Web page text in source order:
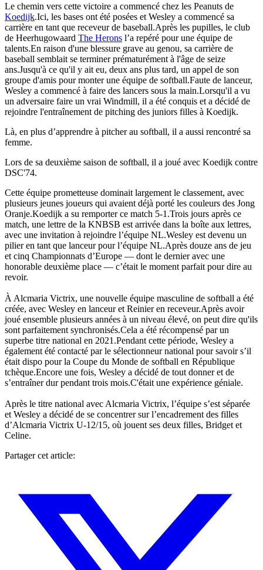
Le chemin vers cette victoire a commencé chez les Peanuts de
Koedijk.Ici, les bases ont été posées et Wesley a commencé sa
carrière en tant que receveur de baseball.Après les pupilles, le club
de Heerhugowaard The Herons l’a repéré pour une équipe de
talents.En raison d'une blessure grave au genou, sa carrière de
baseball semblait se terminer prématurément à l'âge de seize
ans.Jusqu'à ce qu'il y ait eu, deux ans plus tard, un appel de son
groupe d'amis pour monter une équipe de softball.Faute de lanceur,
Wesley a commencé à faire des lancers sous la main.Lorsqu'il a vu
un adversaire faire un vrai Windmill, il a été conquis et a décidé de
rejoindre l'entraînement de pitching des juniors filles à Koedijk.
Là, en plus d’apprendre à pitcher au softball, il a aussi rencontré sa
femme.
Lors de sa deuxième saison de softball, il a joué avec Koedijk contre
DSC'74.
Cette équipe prometteuse dominait largement le classement, avec
plusieurs jeunes joueurs qui avaient déjà porté les couleurs des Jong
Oranje.Koedijk a su remporter ce match 5-1.Trois jours après ce
match, une lettre de la KNBSB est arrivée dans la boîte aux lettres,
avec une invitation à rejoindre l’équipe NL.Wesley est devenu un
pilier en tant que lanceur pour l’équipe NL.Après douze ans de jeu
et cinq Championnats d’Europe — dont le dernier avec une
honorable deuxième place — c’était le moment parfait pour dire au
revoir.
À Alcmaria Victrix, une nouvelle équipe masculine de softball a été
créée, avec Wesley en lanceur et Reinier en receveur.Après avoir
joué ensemble plusieurs années à un niveau élevé, on peut dire qu'ils
sont parfaitement synchronisés.Cela a été récompensé par un
superbe titre national en 2021.Pendant cette période, Wesley a
également été contacté par le sélectionneur national pour savoir s’il
était dispo pour la Coupe du Monde de softball en République
tchèque.Encore une fois, Wesley a décidé de tout donner et de
s’entraîner dur pendant trois mois.C'était une expérience géniale.
Après le titre national avec Alcmaria Victrix, l’équipe s’est séparée
et Wesley a décidé de se concentrer sur l’encadrement des filles
d’Alcmaria Victrix U-12/15, où jouent ses deux filles, Bridget et
Celine.
Partager cet article: